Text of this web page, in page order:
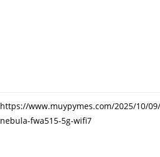
https://www.muypymes.com/2025/10/
nebula-fwa515-5g-wifi7